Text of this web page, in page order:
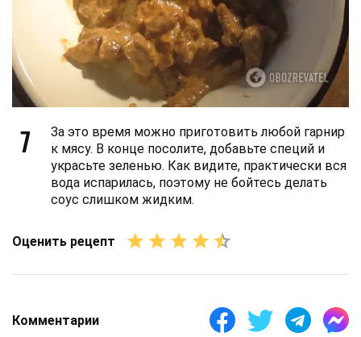
7
За это время можно приготовить любой гарнир
к мясу. В конце посолите, добавьте специй и
украсьте зеленью. Как видите, практически вся
вода испарилась, поэтому не бойтесь делать
соус слишком жидким.
Оценить рецепт
Комментарии